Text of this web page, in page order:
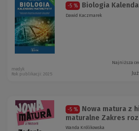
-5 % Biologia
Dawid Kaczmarek
Najniższa
medyk
Rok publikacji: 2025
-5 %
Nowa matura z
maturalne Zakres
Wanda Królikowska